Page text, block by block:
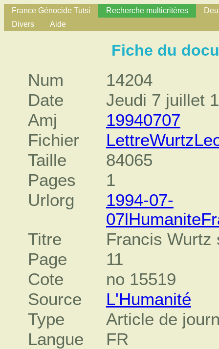
France Génocide Tutsi Recherche multicritères
Divers
Aide
Fiche du
Num
14204
Date
Jeudi 7 juillet
Amj
19940707
Fichier
Taille
84065
Pages
1
Urlorg
1994-07-
Titre
Francis Wurtz
Page
11
Cote
no 15519
Source
L'Humanité
Type
Article de
Langue
FR